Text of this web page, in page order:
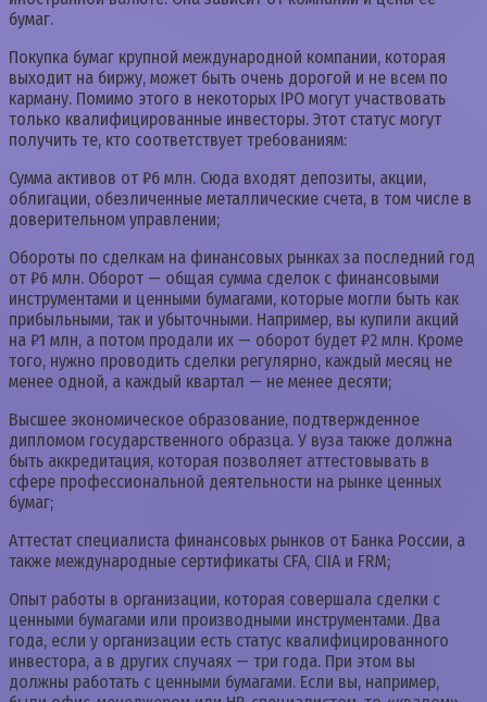
бумаг.
Покупка бумаг крупной международной компании, которая
выходит на биржу, может быть очень дорогой и не всем по
карману. Помимо этого в некоторых IPO могут участвовать
только квалифицированные инвесторы. Этот статус могут
получить те, кто соответствует требованиям:
Сумма активов от ₽6 млн. Сюда входят депозиты, акции,
облигации, обезличенные металлические счета, в том числе в
доверительном управлении;
Обороты по сделкам на финансовых рынках за последний год
от ₽6 млн. Оборот — общая сумма сделок с финансовыми
инструментами и ценными бумагами, которые могли быть как
прибыльными, так и убыточными. Например, вы купили акций
на ₽1 млн, а потом продали их — оборот будет ₽2 млн. Кроме
того, нужно проводить сделки регулярно, каждый месяц не
менее одной, а каждый квартал — не менее десяти;
Высшее экономическое образование, подтвержденное
дипломом государственного образца. У вуза также должна
быть аккредитация, которая позволяет аттестовывать в
сфере профессиональной деятельности на рынке ценных
бумаг;
Аттестат специалиста финансовых рынков от Банка России, а
также международные сертификаты CFA, CIIA и FRM;
Опыт работы в организации, которая совершала сделки с
ценными бумагами или производными инструментами. Два
года, если у организации есть статус квалифицированного
инвестора, а в других случаях — три года. При этом вы
должны работать с ценными бумагами. Если вы, например,